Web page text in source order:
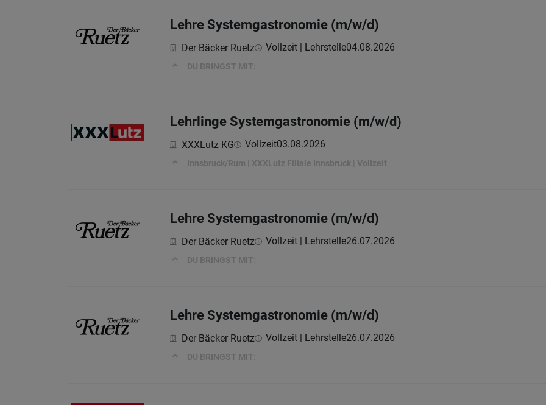
Lehre Systemgastronomie (m/w/d)
Der Bäcker Ruetz Vollzeit | Lehrstelle04.08.2026
DU BRINGST MIT:
Lehrlinge Systemgastronomie (m/w/d)
XXXLutz KG Vollzeit03.08.2026
Innsbruck/Rum | XXXLutz Filiale Innsbruck | Vollzeit
Lehre Systemgastronomie (m/w/d)
Der Bäcker Ruetz Vollzeit | Lehrstelle26.07.2026
DU BRINGST MIT:
Lehre Systemgastronomie (m/w/d)
Der Bäcker Ruetz Vollzeit | Lehrstelle26.07.2026
DU BRINGST MIT: